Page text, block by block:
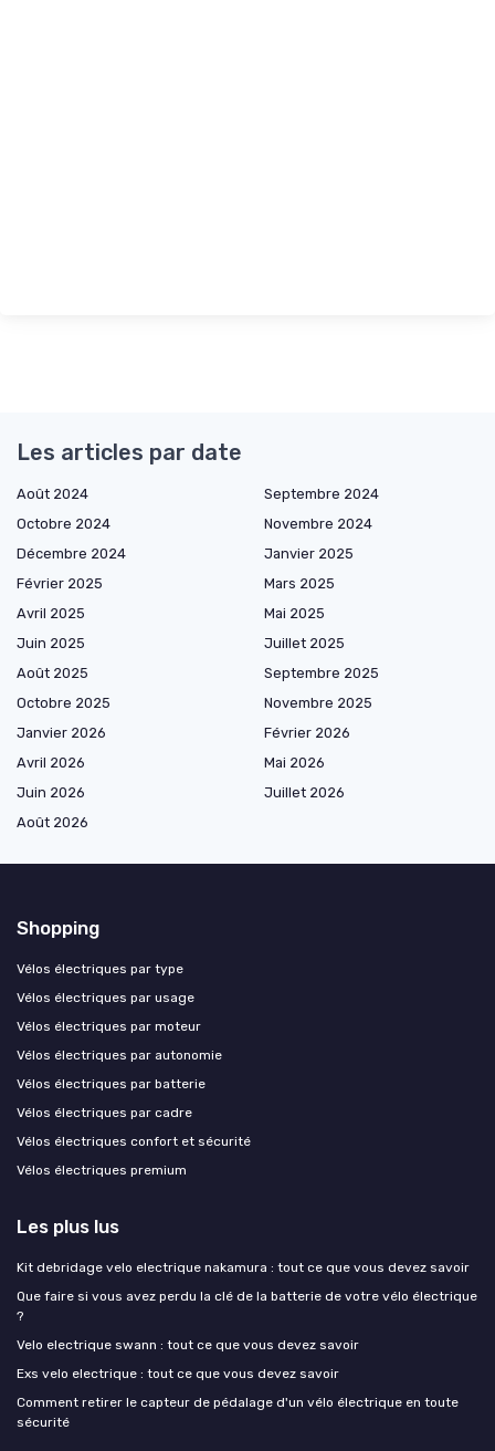
Les articles par date
Août 2024
Septembre 2024
Octobre 2024
Novembre 2024
Décembre 2024
Janvier 2025
Février 2025
Mars 2025
Avril 2025
Mai 2025
Juin 2025
Juillet 2025
Août 2025
Septembre 2025
Octobre 2025
Novembre 2025
Janvier 2026
Février 2026
Avril 2026
Mai 2026
Juin 2026
Juillet 2026
Août 2026
Shopping
Vélos électriques par type
Vélos électriques par usage
Vélos électriques par moteur
Vélos électriques par autonomie
Vélos électriques par batterie
Vélos électriques par cadre
Vélos électriques confort et sécurité
Vélos électriques premium
Les plus lus
Kit debridage velo electrique nakamura : tout ce que vous devez savoir
Que faire si vous avez perdu la clé de la batterie de votre vélo électrique
?
Velo electrique swann : tout ce que vous devez savoir
Exs velo electrique : tout ce que vous devez savoir
Comment retirer le capteur de pédalage d'un vélo électrique en toute
sécurité